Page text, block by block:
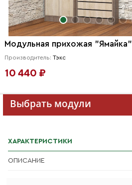
Модульная прихожая "Ямайка"
Производитель: Тэкс
10 440 ₽
Выбрать модули
ХАРАКТЕРИСТИКИ
ОПИСАНИЕ